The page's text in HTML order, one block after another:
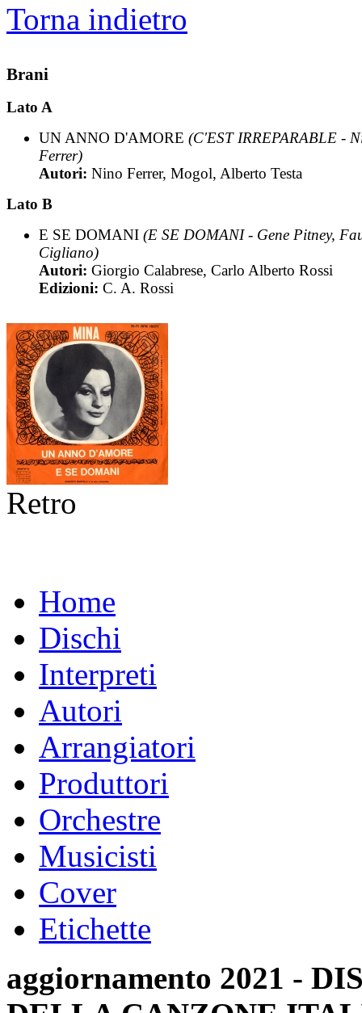
Torna indietro
Brani
Lato A
UN ANNO D'AMORE (C'EST IRREPARABLE -
Ferrer)
Autori: Nino Ferrer, Mogol, Alberto Testa
Lato B
E SE DOMANI (E SE DOMANI - Gene Pitney,
Cigliano)
Autori: Giorgio Calabrese, Carlo Alberto Rossi
Edizioni: C. A. Rossi
Retro
Home
Dischi
Interpreti
Autori
Arrangiatori
Produttori
Orchestre
Musicisti
Cover
Etichette
aggiornamento 2021 -